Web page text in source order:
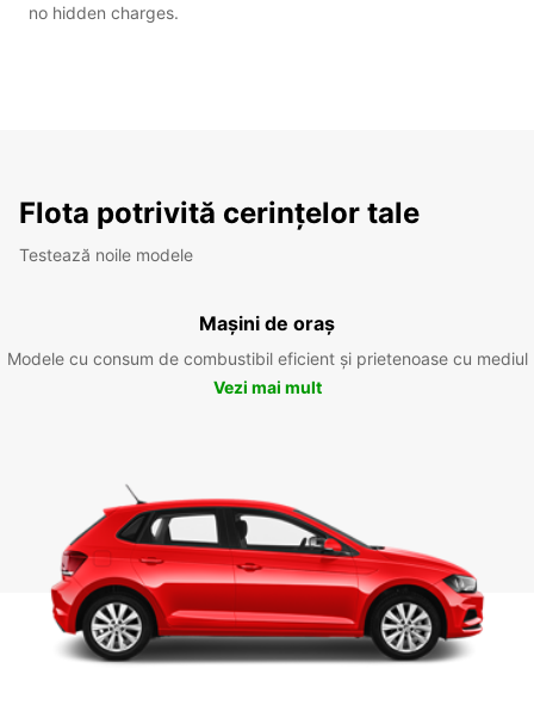
no hidden charges.
Flota potrivită cerințelor tale
Testează noile modele
Mașini de oraș
Modele cu consum de combustibil eficient și prietenoase cu mediul
Vezi mai mult